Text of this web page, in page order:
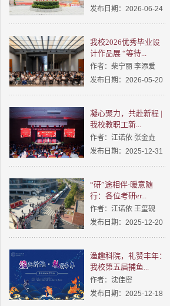
发布日期：2026-06-24
我校2026优秀毕业设
计作品展 “等待...
作者：柴宁丽 李添爱
发布日期：2026-05-20
凝心聚力，共赴新程 |
我校教职工新...
作者：江诺依 张金垚
发布日期：2025-12-31
“研”途相伴·暖意随
行：各位考研er...
作者：江诺依 王玺砚
发布日期：2025-12-20
渔趣科院，礼赞丰年：
我校第五届捕鱼...
作者：沈佳密
发布日期：2025-12-18